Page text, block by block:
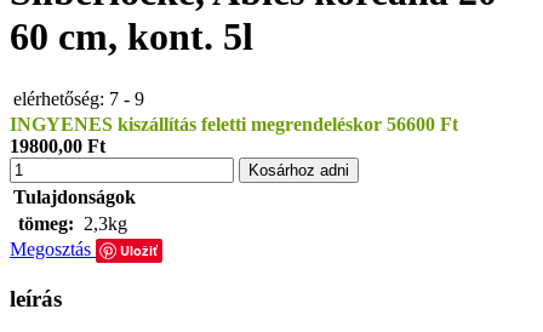
60 cm, kont. 5l
elérhetőség: 7 - 9
INGYENES kiszállítás feletti megrendeléskor 56600 Ft
19800,00 Ft
Kosárhoz adni
Tulajdonságok
tömeg: 2,3kg
Megosztás
Uložiť
leírás